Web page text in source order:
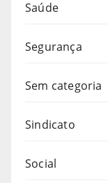
Saúde
Segurança
Sem categoria
Sindicato
Social